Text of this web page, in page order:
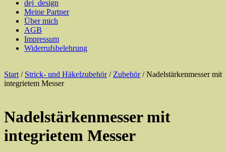
dej_design
Meine Partner
Über mich
AGB
Impressum
Widerrufsbelehrung
Start / Strick- und Häkelzubehör/ Zubehör/ Nadelstärkenmesser mit
integrietem Messer
Nadelstärkenmesser mit
integrietem Messer